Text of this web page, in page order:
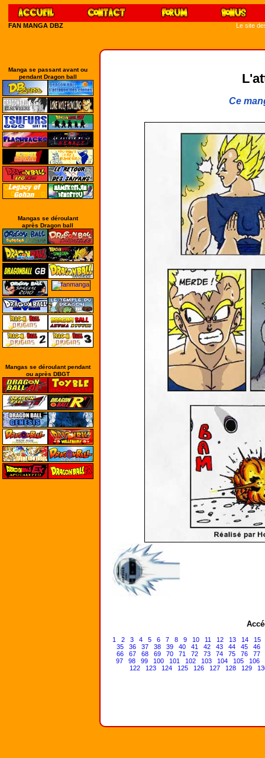
FAN MANGA DBZ Le site
Manga se passant avant ou
pendant Dragon ball
Mangas se déroulant
après Dragon ball
Mangas se déroulant pendant
ou après DBGT
Ce
1 2 3 4 5 6 7 8 9 10 11 12 13 14
15
35
36 37 38 39 40 41 42 43 44 45
46
66
67 68 69 70 71 72 73 74 75 76
77
97
98 99 100 101 102 103 104 105
106
122
123 124 125 126 127 128 129